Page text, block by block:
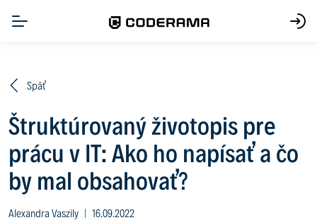
Späť
Štruktúrovaný životopis pre
prácu v IT: Ako ho napísať a čo
by mal obsahovať?
Alexandra Vaszily | 16.09.2022